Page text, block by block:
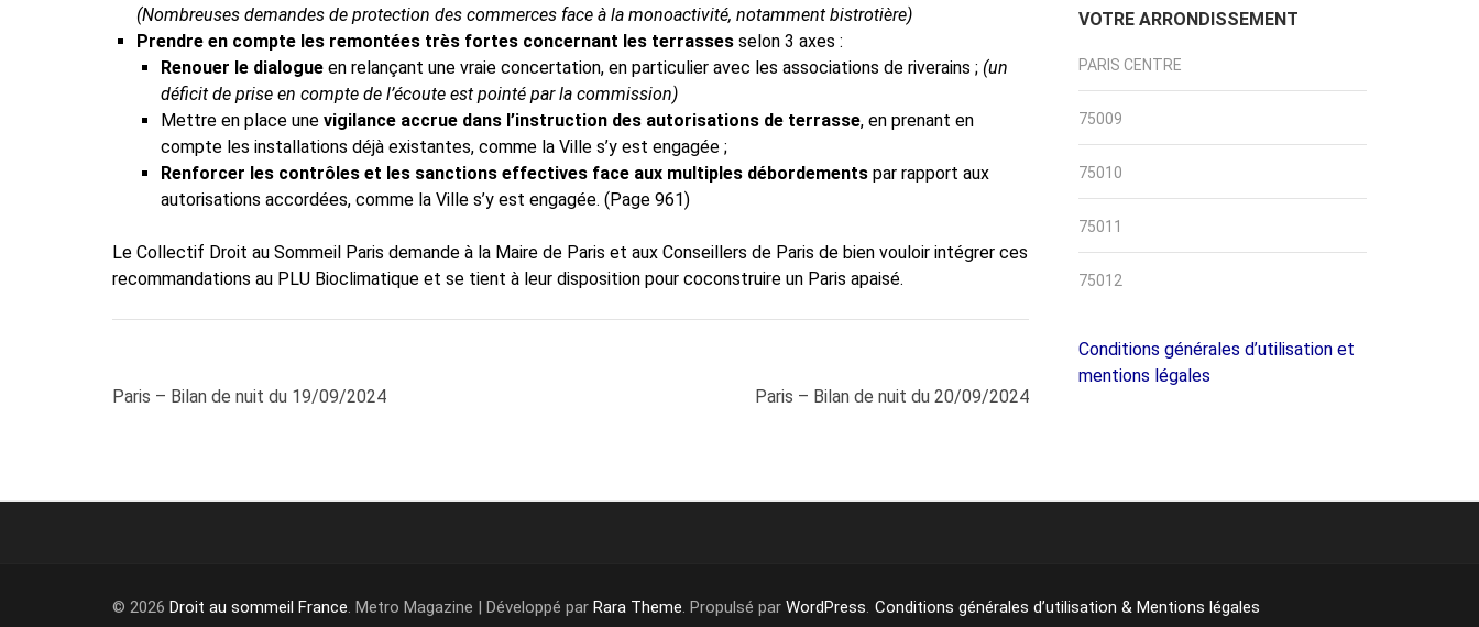
(Nombreuses demandes de protection des commerces face à la monoactivité, notamment bistrotière)
Prendre en compte les remontées très fortes concernant les terrasses selon 3 axes :
Renouer le dialogue en relançant une vraie concertation, en particulier avec les associations de riverains ; (un
déficit de prise en compte de l’écoute est pointé par la commission)
Mettre en place une vigilance accrue dans l’instruction des autorisations de terrasse, en prenant en
compte les installations déjà existantes, comme la Ville s’y est engagée ;
Renforcer les contrôles et les sanctions effectives face aux multiples débordements par rapport aux
autorisations accordées, comme la Ville s’y est engagée. (Page 961)
Le Collectif Droit au Sommeil Paris demande à la Maire de Paris et aux Conseillers de Paris de bien vouloir intégrer ces
recommandations au PLU Bioclimatique et se tient à leur disposition pour coconstruire un Paris apaisé.
Navigation
Paris – Bilan de nuit du 19/09/2024 Paris – Bilan de nuit du 20/09/2024
VOTRE ARRONDISSEMENT
PARIS CENTRE
75009
75010
75011
75012
Conditions générales d’utilisation et
mentions légales
© 2026 Droit au sommeil France. Metro Magazine | Développé par Rara Theme. Propulsé par WordPress. Conditions générales d’utilisation & Mentions légales